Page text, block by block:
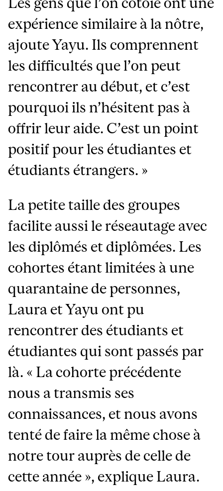
expérience similaire à la nôtre,
ajoute Yayu. Ils comprennent
les difficultés que l’on peut
rencontrer au début, et c’est
pourquoi ils n’hésitent pas à
offrir leur aide. C’est un point
positif pour les étudiantes et
étudiants étrangers. »
La petite taille des groupes
facilite aussi le réseautage avec
les diplômés et diplômées. Les
cohortes étant limitées à une
quarantaine de personnes,
Laura et Yayu ont pu
rencontrer des étudiants et
étudiantes qui sont passés par
là. « La cohorte précédente
nous a transmis ses
connaissances, et nous avons
tenté de faire la même chose à
notre tour auprès de celle de
cette année », explique Laura.